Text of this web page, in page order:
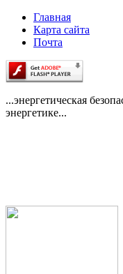
Главная
Карта сайта
Почта
...энергетическая
энергетике...